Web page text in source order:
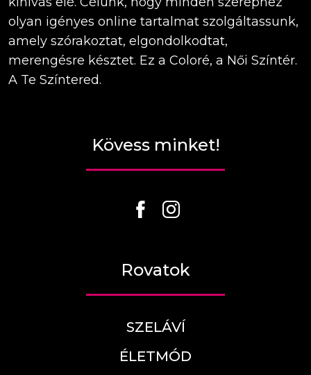
olyan igényes online tartalmat szolgáltassunk,
amely szórakoztat, elgondolkodtat,
merengésre késztet. Ez a Coloré, a Női Színtér.
A Te Színtered.
Kövess minket!
Rovatok
SZELÁVÍ
ÉLETMÓD